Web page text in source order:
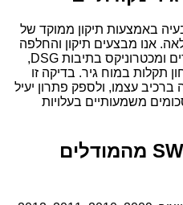
באמצעות תיקון ממוקד של
אנו מבצעים תיקון והחלפה
של מוח גיר, מחשב גיר, סולנואידים ומכטרוניקס בתיבות DSG,
תקלות במוח גיר. בדיקה זו
עצמו, ולספק פתרון יעיל
משמעותיים בעלויות
שיפוץ גיר פיג’ו 308 SW מהמודלים